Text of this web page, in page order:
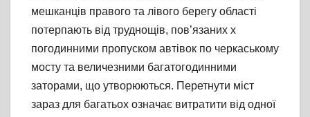
мешканців правого та лівого берегу області
потерпають від труднощів, пов’язаних х
погодинними пропуском автівок по черкаському
мосту та величезними багатогодинними
заторами, що утворюються. Перетнути міст
зараз для багатьох означає витратити від одної